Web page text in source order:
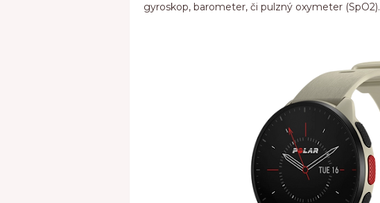
gyroskop, barometer, či pulzný oxymeter (SpO2).